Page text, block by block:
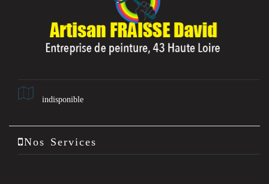
indisponible
Nos Services